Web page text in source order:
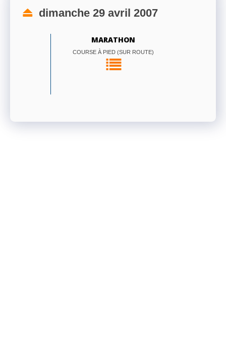
dimanche 29 avril 2007
MARATHON
COURSE À PIED (SUR ROUTE)